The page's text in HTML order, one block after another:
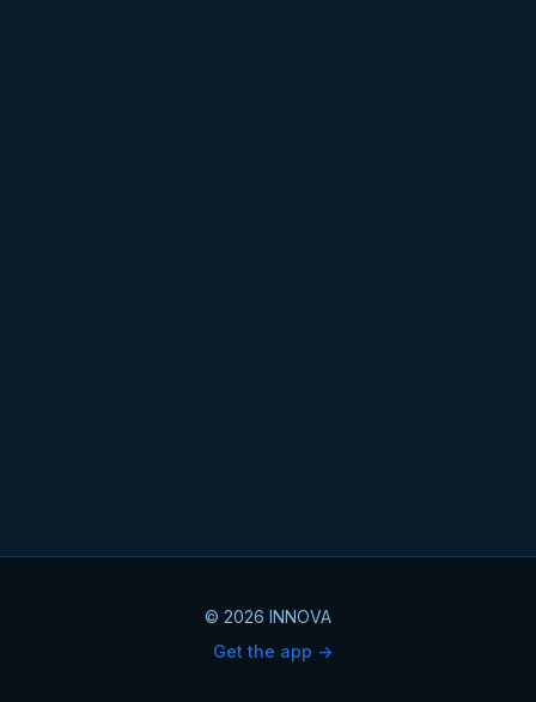
© 2026 INNOVA
Get the app ->